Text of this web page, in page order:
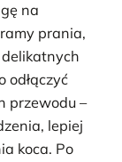
na
prania,
odłączyć
przewodu –
lepiej
koca. Po